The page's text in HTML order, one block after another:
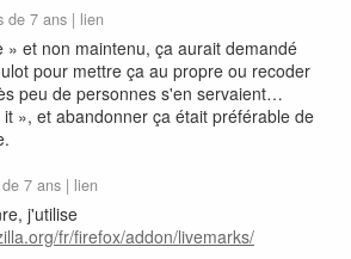
de 7 ans | lien
» et non maintenu, ça aurait demandé
pour mettre ça au propre ou recoder
peu de personnes s'en servaient…
», et abandonner ça était préférable de
7 ans | lien
j'utilise
fr/firefox/addon/livemarks/